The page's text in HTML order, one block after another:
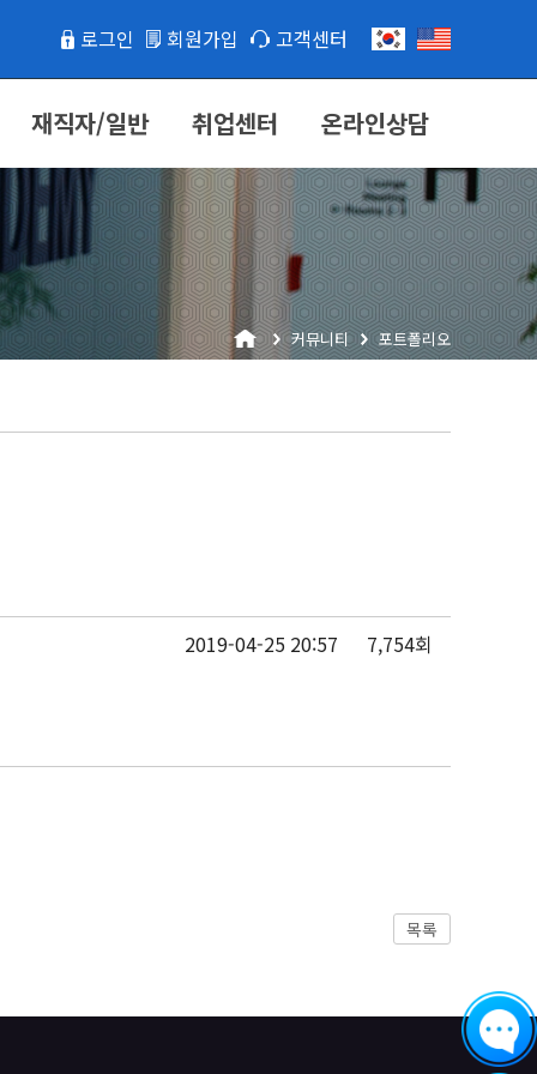
로그인 회원가입 고객센터
재직자/일반 취업센터 온라인상담
커뮤니티 포트폴리오
2019-04-25 20:57
7,754회
목록